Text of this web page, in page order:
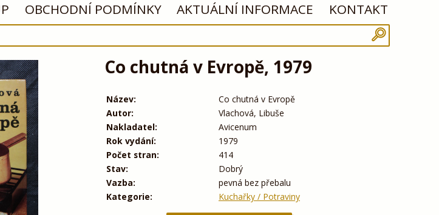
OBCHODNÍ PODMÍNKY AKTUÁLNÍ INFORMACE KONTAKT
Co chutná v Evropě, 1979
Název:
Co chutná v Evropě
Autor:
Vlachová, Libuše
Nakladatel:
Avicenum
Rok vydání:
1979
Počet stran:
414
Stav:
Dobrý
Vazba:
pevná bez přebalu
Kategorie:
Kuchařky / Potraviny